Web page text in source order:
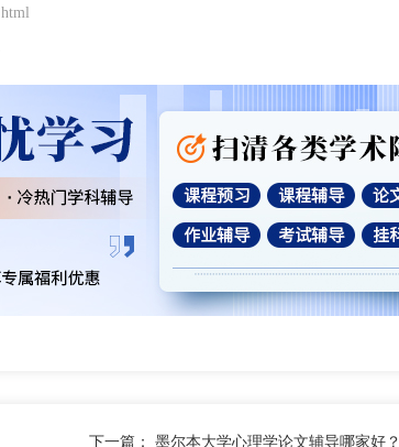
下一篇： 墨尔本大学心理学论文辅导哪家好？